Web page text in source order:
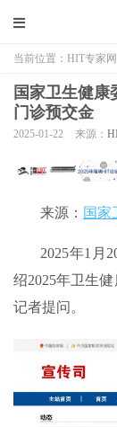
当前位置： HIT专家网
国家卫生健康
门诊预交金
2025-01-22 来源：
来源： 国家
2025年1月
绍2025年卫生
记者提问。